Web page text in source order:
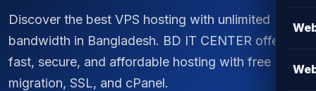
Discover the best VPS hosting with unlimited
bandwidth in Bangladesh. BD IT CENTER offers
fast, secure, and affordable hosting with free
migration, SSL, and cPanel.